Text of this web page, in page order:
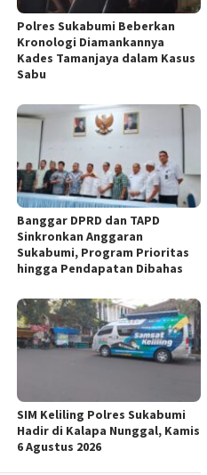
Polres Sukabumi Beberkan
Kronologi Diamankannya
Kades Tamanjaya dalam Kasus
Sabu
Banggar DPRD dan TAPD
Sinkronkan Anggaran
Sukabumi, Program Prioritas
hingga Pendapatan Dibahas
SIM Keliling Polres Sukabumi
Hadir di Kalapa Nunggal, Kamis
6 Agustus 2026